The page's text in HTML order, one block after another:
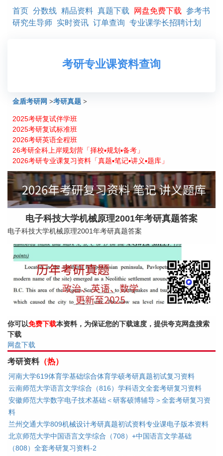
首页 分数线 精品资料 真题下载 网盘免费下载 参考书
研究生导师 实时资讯 订单查询 专业课学长招聘计划
考研专业课资料查询
金盾考研网 >考研真题 >
电子科技大学机械原理2001年考研真题答案
2025考研复试伴学班
2025考研复试标准班
2026考研英语全程班
26考研全科上岸规划营「择校▪规划▪备考」
2026考研专业课复习资料「真题▪笔记▪讲义▪题库」
电子科技大学机械原理2001年考研真题答案
电子科技大学机械原理2001年考研真题答案
你可以免费下载本资料，为保证您的下载速度，提供夸克网盘搜索
下载
网盘下载
考研资料（热）
河南大学619体育学基础综合体育学硕考研真题初试复习资料
云南师范大学语言文学综合（816）学科语文全套考研复习资料
安徽师范大学数字电子技术基础＜研客硕博辅导＞全套考研复习资
料
兰州交通大学809机械设计考研真题初试资料专业课电子版本资料
北京师范大学中国语言文学综合（708）+中国语言文学基础
（808）全套考研复习资料-2